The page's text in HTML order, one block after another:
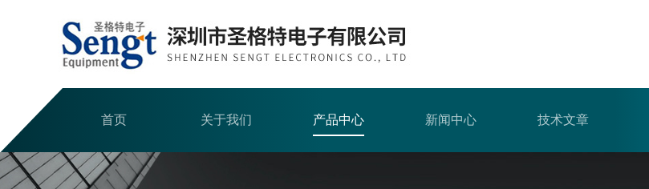
首页 关于我们 产品中心 新闻中心 技术文章